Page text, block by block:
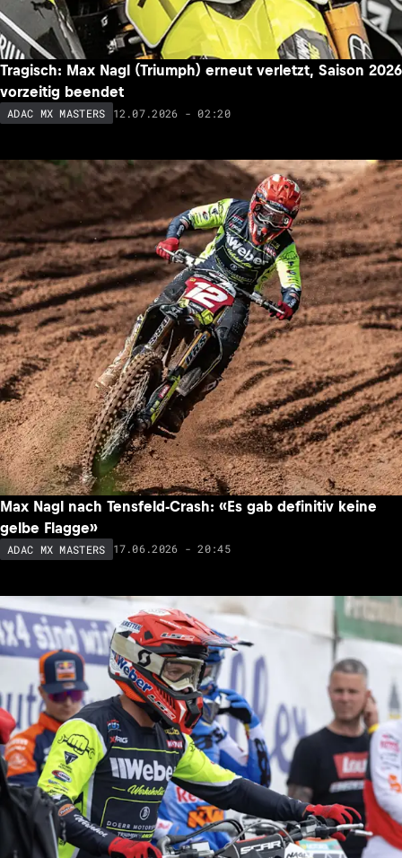
Tragisch: Max Nagl (Triumph) erneut verletzt, Saison 2026
vorzeitig beendet
ADAC MX MASTERS 12.07.2026 - 02:20
Max Nagl nach Tensfeld-Crash: «Es gab definitiv keine
gelbe Flagge»
ADAC MX MASTERS 17.06.2026 - 20:45